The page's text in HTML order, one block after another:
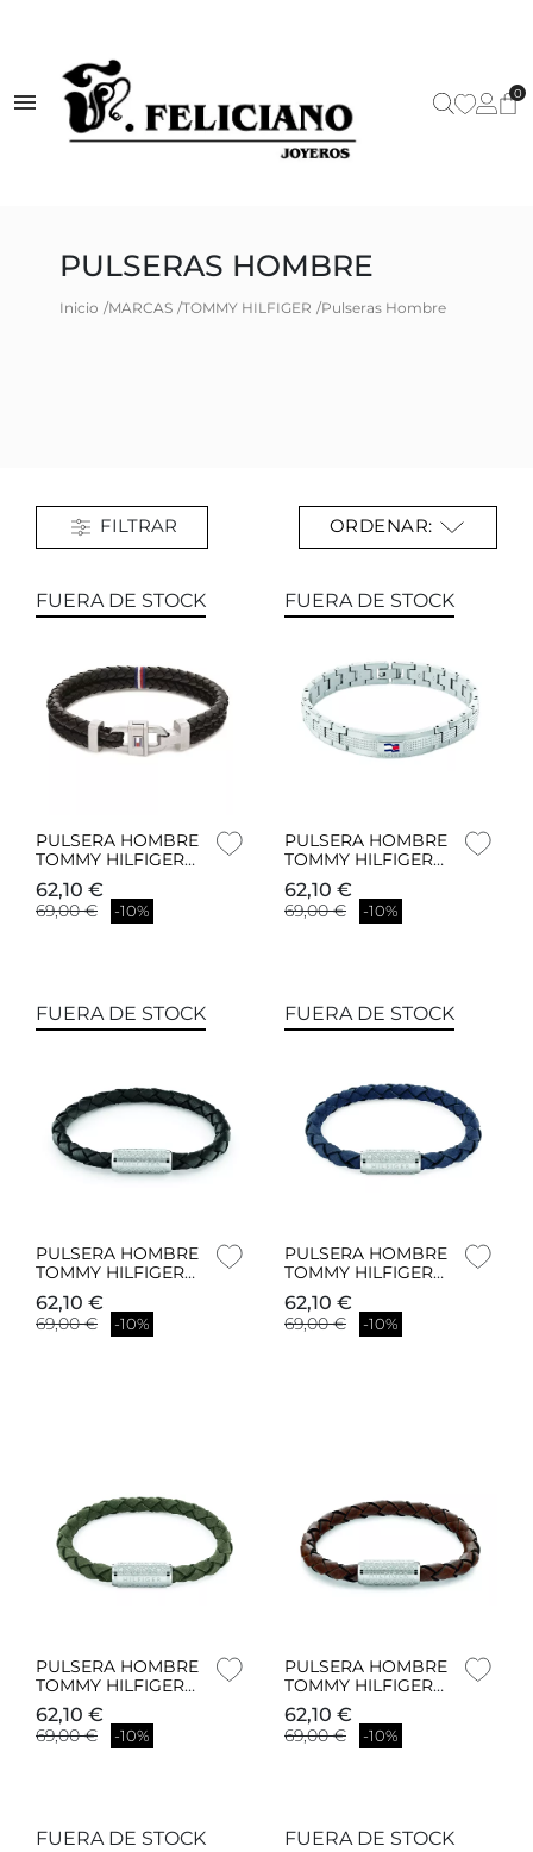
0
PULSERAS HOMBRE
Inicio MARCAS TOMMY HILFIGER Pulseras Hombre
FILTRAR ORDENAR:
FUERA DE STOCK
PULSERA HOMBRE
TOMMY HILFIGER
CARABINER 2790361
62,10 €
69,00 € -10%
FUERA DE STOCK
PULSERA HOMBRE
TOMMY HILFIGER
2790419
62,10 €
69,00 € -10%
FUERA DE STOCK
PULSERA HOMBRE
TOMMY HILFIGER
2790479
62,10 €
69,00 € -10%
FUERA DE STOCK
PULSERA HOMBRE
TOMMY HILFIGER
2790480
62,10 €
69,00 € -10%
PULSERA HOMBRE
TOMMY HILFIGER
2790481
62,10 €
69,00 € -10%
PULSERA HOMBRE
TOMMY HILFIGER
2790482
62,10 €
69,00 € -10%
FUERA DE STOCK FUERA DE STOCK